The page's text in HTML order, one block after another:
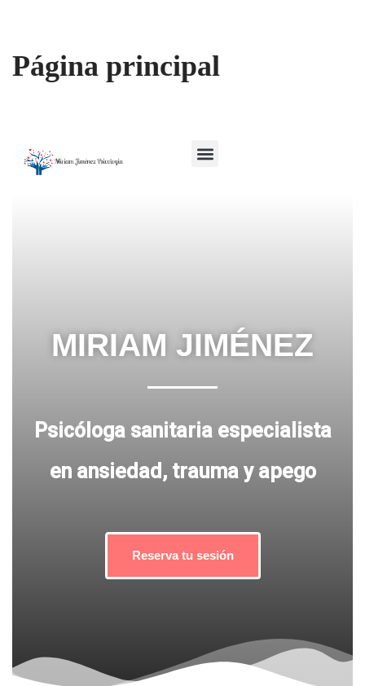
al
contenido
Página principal
MIRIAM JIMÉNEZ
Psicóloga sanitaria especialista
en ansiedad, trauma y apego
Reserva tu sesión